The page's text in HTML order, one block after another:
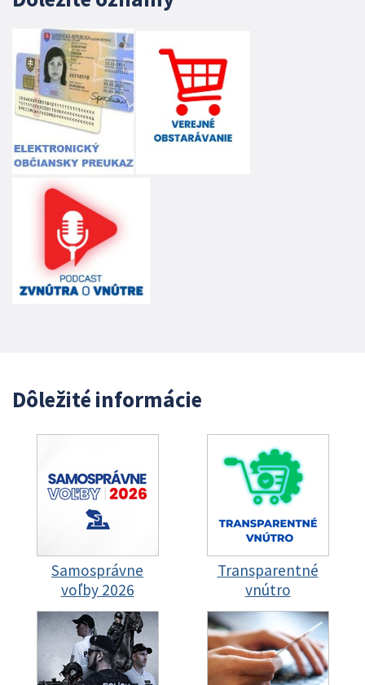
Dôležité informácie
Samosprávne
voľby 2026
Transparentné
vnútro